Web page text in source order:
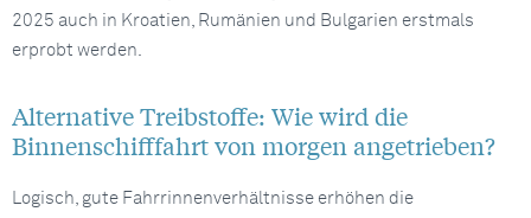
2025 auch in Kroatien, Rumänien und Bulgarien erstmals
erprobt werden.
Alternative Treibstoffe: Wie wird die
Binnenschifffahrt von morgen angetrieben?
Logisch, gute Fahrrinnenverhältnisse erhöhen die